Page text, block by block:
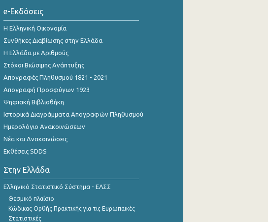
e-Εκδόσεις
Η Ελληνική Οικονομία
Συνθήκες Διαβίωσης στην Ελλάδα
Η Ελλάδα με Αριθμούς
Στόχοι Βιώσιμης Ανάπτυξης
Απογραφές Πληθυσμού 1821 - 2021
Απογραφή Προσφύγων 1923
Ψηφιακή Βιβλιοθήκη
Ιστορικά Διαγράμματα Απογραφών Πληθυσμού
Ημερολόγιο Ανακοινώσεων
Νέα και Ανακοινώσεις
Εκθέσεις SDDS
Στην Ελλάδα
Ελληνικό Στατιστικό Σύστημα - ΕΛΣΣ
Θεσμικό πλαίσιο
Κώδικας Ορθής Πρακτικής για τις Ευρωπαϊκές
Στατιστικές